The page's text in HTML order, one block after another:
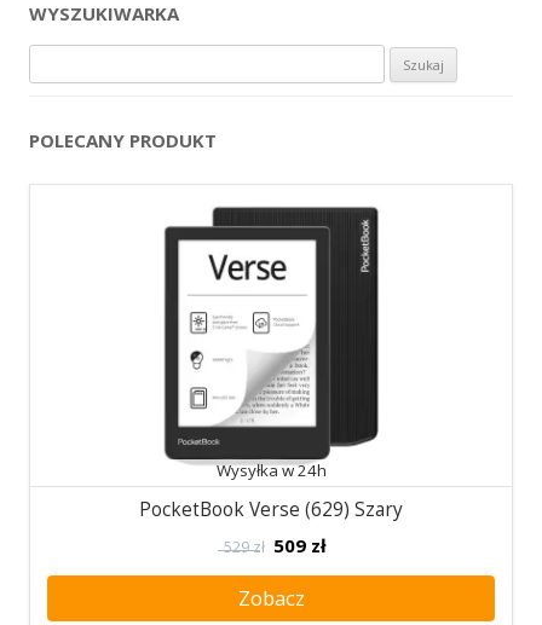
WYSZUKIWARKA
POLECANY PRODUKT
Wysyłka w 24h
PocketBook Verse (629) Szary
529 zł 509 zł
Zobacz